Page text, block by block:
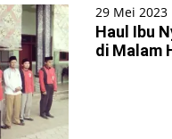
29 Mei 2023
Haul Ibu
di Malam